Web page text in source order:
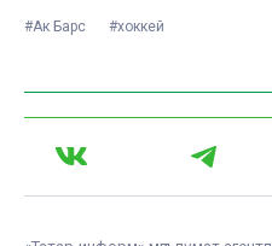
#Ак Барс #хоккей